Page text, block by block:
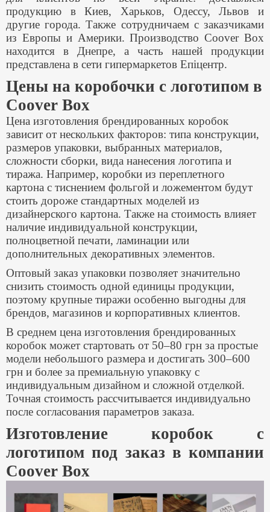
продукцию в Киев, Харьков, Одессу, Львов и
другие города. Также сотрудничаем с заказчиками
из Европы и Америки. Производство Coover Box
находится в Днепре, а часть нашей продукции
представлена в сети гипермаркетов Епіцентр.
Цены на коробочки с логотипом в
Coover Box
Цена изготовления брендированных коробок
зависит от нескольких факторов: типа конструкции,
размеров упаковки, выбранных материалов,
сложности сборки, вида нанесения логотипа и
тиража. Например, коробки из переплетного
картона с тиснением фольгой и ложементом будут
стоить дороже стандартных моделей из
дизайнерского картона. Также на стоимость влияет
наличие индивидуальной конструкции,
полноцветной печати, ламинации или
дополнительных декоративных элементов.
Оптовый заказ упаковки позволяет значительно
снизить стоимость одной единицы продукции,
поэтому крупные тиражи особенно выгодны для
брендов, магазинов и корпоративных клиентов.
В среднем цена изготовления брендированных
коробок может стартовать от 50–80 грн за простые
модели небольшого размера и достигать 300–600
грн и более за премиальную упаковку с
индивидуальным дизайном и сложной отделкой.
Точная стоимость рассчитывается индивидуально
после согласования параметров заказа.
Изготовление коробок с
логотипом под заказ в компании
Coover Box